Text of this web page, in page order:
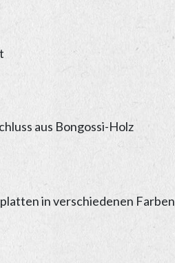
aus Bongossi-Holz
in verschiedenen Farben